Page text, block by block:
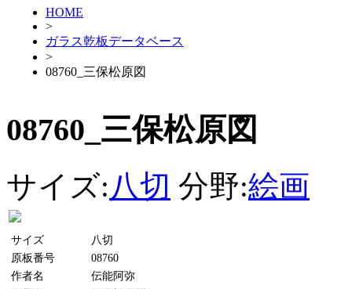
HOME
>
ガラス乾板データベース
>
08760_三保松原図
08760_三保松原図
サイズ:八切 分野:絵画
サイズ
八切
原板番号
08760
作者名
伝能阿弥